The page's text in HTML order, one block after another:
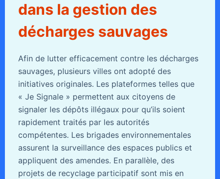
dans la gestion des
décharges sauvages
Afin de lutter efficacement contre les décharges
sauvages, plusieurs villes ont adopté des
initiatives originales. Les plateformes telles que
« Je Signale » permettent aux citoyens de
signaler les dépôts illégaux pour qu’ils soient
rapidement traités par les autorités
compétentes. Les brigades environnementales
assurent la surveillance des espaces publics et
appliquent des amendes. En parallèle, des
projets de recyclage participatif sont mis en